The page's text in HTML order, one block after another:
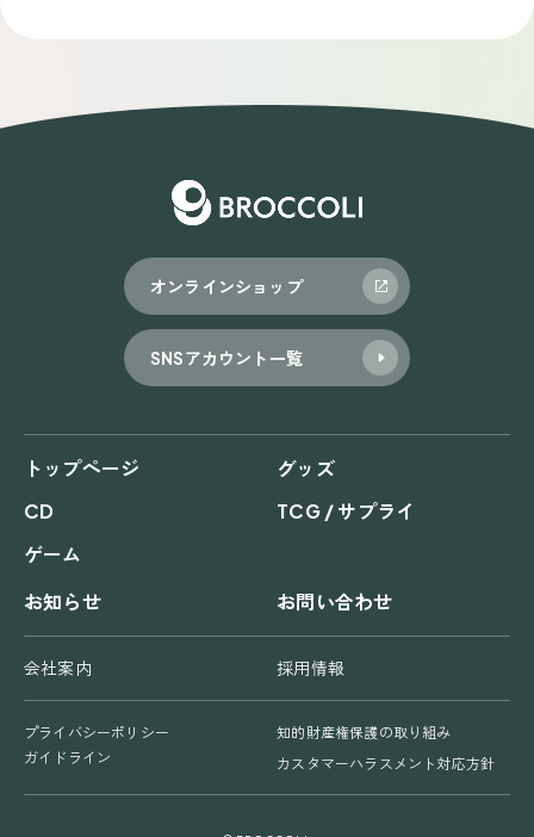
ゲ
オンラインショップ
SNSアカウント一覧
トップページ
グッズ
CD
TCG / サプライ
ゲーム
お知らせ
お問い合わせ
会社案内 採用情報
プライバシーポリシー
知的財産権保護の取り組み
ガイドライン
カスタマーハラスメント対応方針